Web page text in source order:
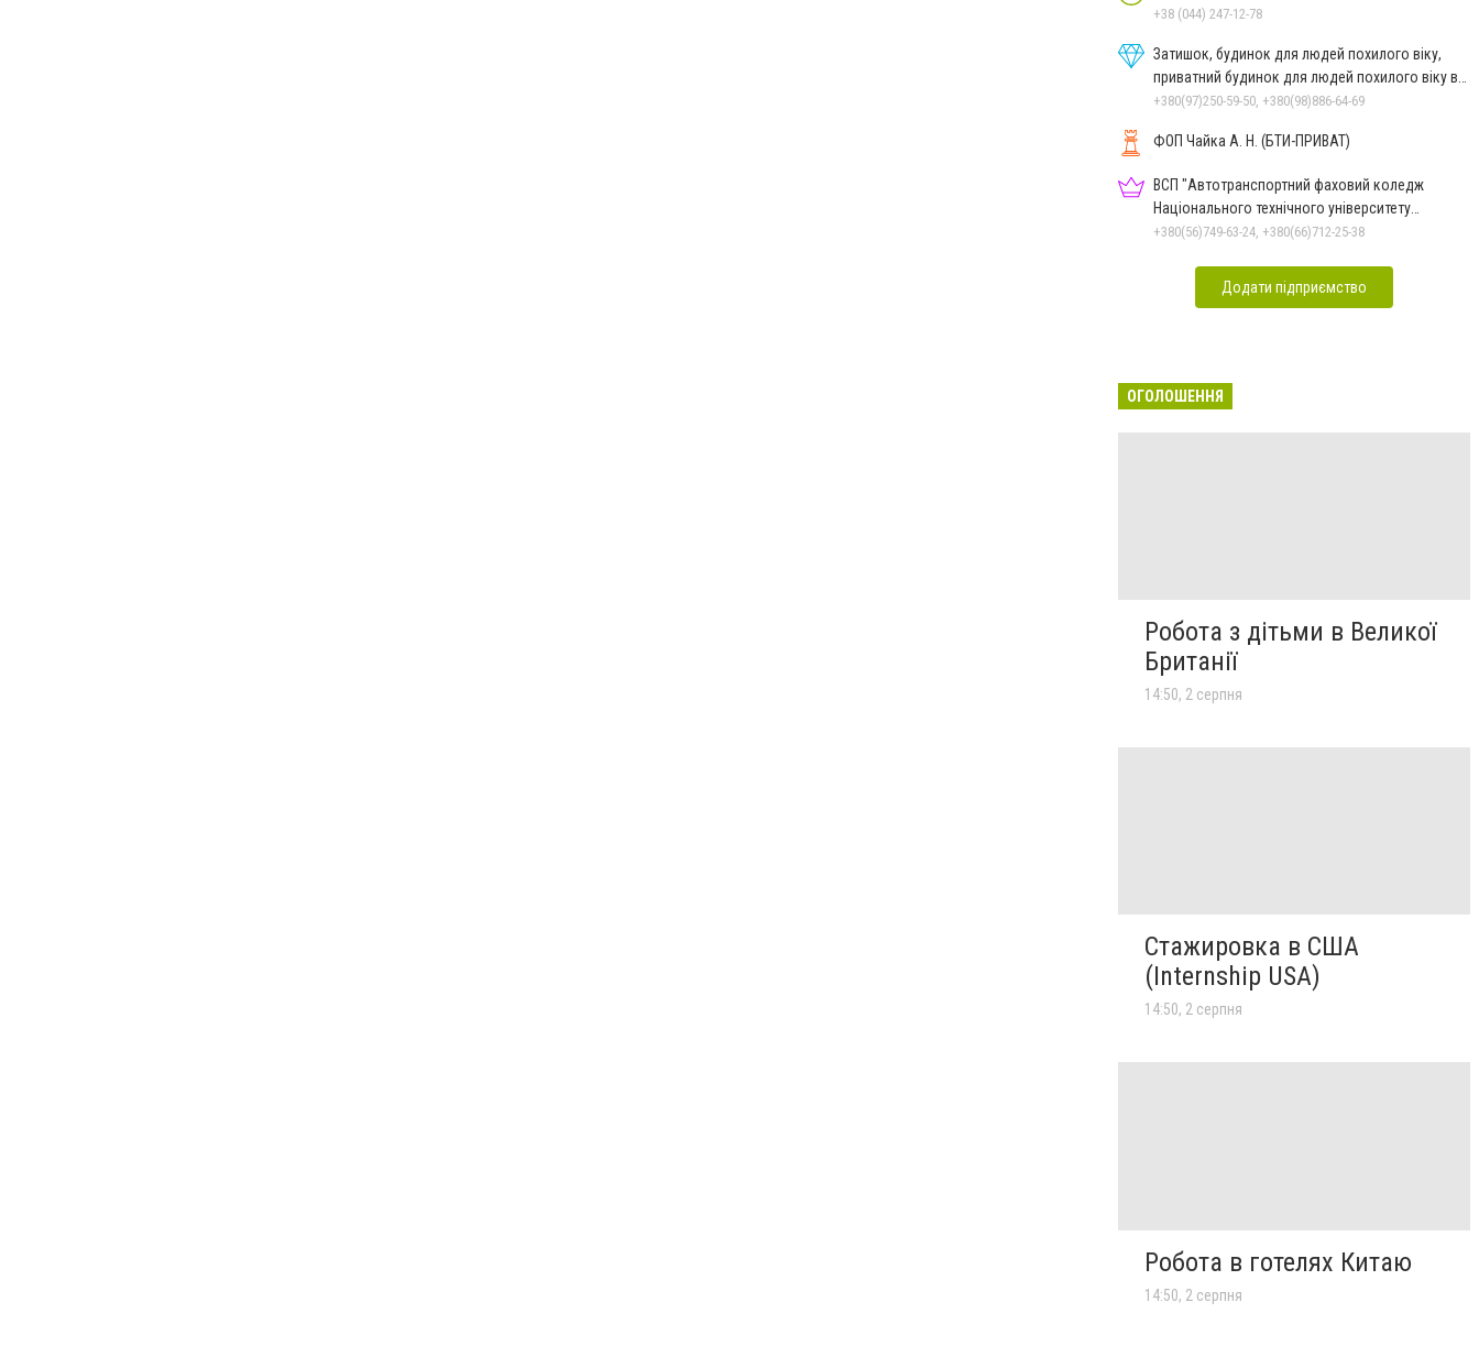
+38 (044) 247-12-78
Затишок, будинок для людей похилого віку,
приватний будинок для людей похилого віку в
Дніпрі
+380(97)250-59-50, +380(98)886-64-69
ФОП Чайка А. Н. (БТИ-ПРИВАТ)
ВСП "Автотранспортний фаховий коледж
Національного технічного університету
"Дніпровська політехніка"
+380(56)749-63-24, +380(66)712-25-38
Додати підприємство
ОГОЛОШЕННЯ
Робота з дітьми в Великої
Британії
14:50, 2 серпня
Стажировка в США
(Internship USA)
14:50, 2 серпня
Робота в готелях Китаю
14:50, 2 серпня